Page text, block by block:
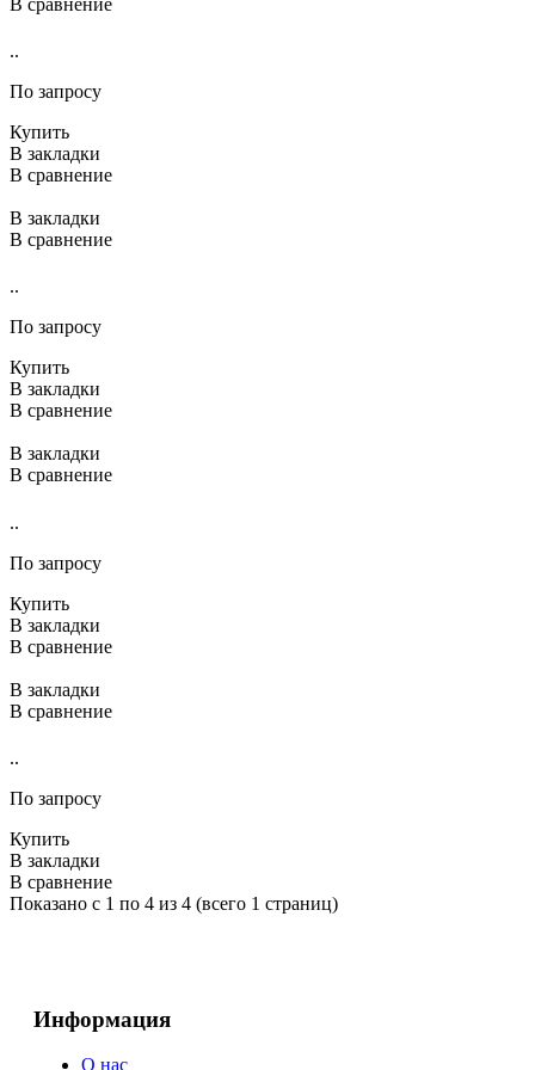
В сравнение
..
По запросу
Купить
В закладки
В сравнение
В закладки
В сравнение
..
По запросу
Купить
В закладки
В сравнение
В закладки
В сравнение
..
По запросу
Купить
В закладки
В сравнение
В закладки
В сравнение
..
По запросу
Купить
В закладки
В сравнение
Показано с 1 по 4 из 4 (всего 1 страниц)
Информация
О нас